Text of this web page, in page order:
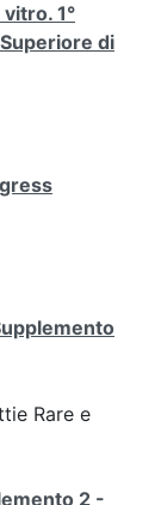
1°
di
Rare e
2 -